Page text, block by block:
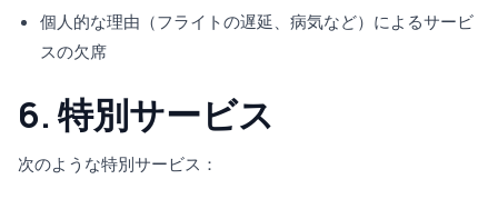
個人的な理由（フライトの遅延、病気など）によるサービ
スの欠席
6. 特別サービス
次のような特別サービス：